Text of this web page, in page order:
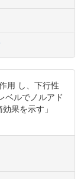
用 し、下行性
ベルでノルアド
果を示す」